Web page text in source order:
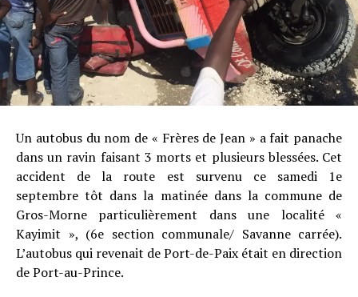
Un autobus du nom de « Frères de Jean » a fait panache
dans un ravin faisant 3 morts et plusieurs blessées. Cet
accident de la route est survenu ce samedi 1e
septembre tôt dans la matinée dans la commune de
Gros-Morne particulièrement dans une localité «
Kayimit », (6e section communale/ Savanne carrée).
L’autobus qui revenait de Port-de-Paix était en direction
de Port-au-Prince.